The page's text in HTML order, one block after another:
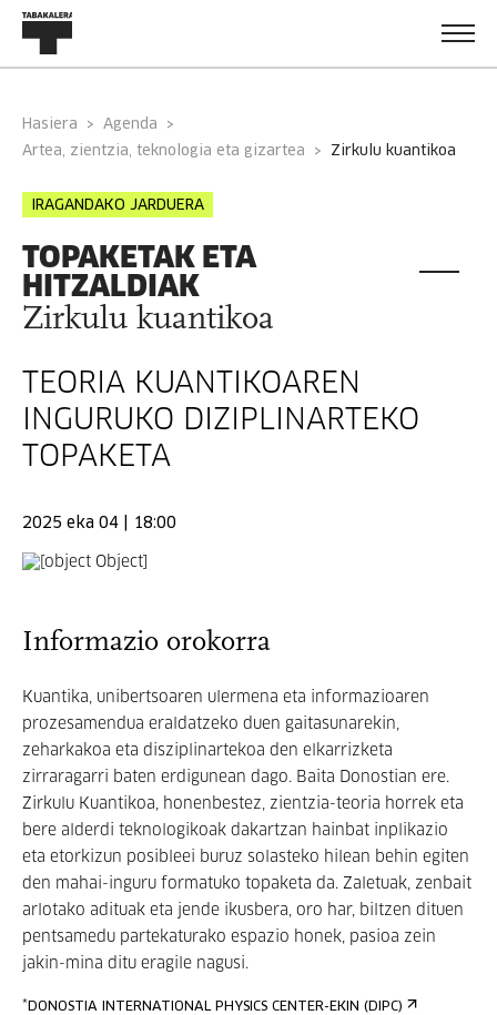
Hasiera
Agenda
Artea, zientzia, teknologia eta gizartea
zirkulu kuantikoa
IRAGANDAKO JARDUERA
TOPAKETAK ETA
HITZALDIAK
Zirkulu kuantikoa
TEORIA KUANTIKOAREN
INGURUKO DIZIPLINARTEKO
TOPAKETA
2025 eka 04 | 18:00
Informazio orokorra
Kuantika, unibertsoaren ulermena eta informazioaren
prozesamendua eraldatzeko duen gaitasunarekin,
zeharkakoa eta disziplinartekoa den elkarrizketa
zirraragarri baten erdigunean dago. Baita Donostian ere.
Zirkulu Kuantikoa, honenbestez, zientzia-teoria horrek eta
bere alderdi teknologikoak dakartzan hainbat inplikazio
eta etorkizun posibleei buruz solasteko hilean behin egiten
den mahai-inguru formatuko topaketa da. Zaletuak, zenbait
arlotako adituak eta jende ikusbera, oro har, biltzen dituen
pentsamedu partekaturako espazio honek, pasioa zein
jakin-mina ditu eragile nagusi.
* DONOSTIA INTERNATIONAL PHYSICS CENTER-EKIN (DIPC)